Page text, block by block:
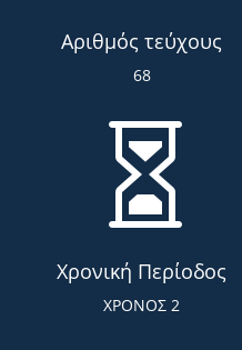
Αριθμός τεύχους
68

Χρονική Περίοδος
ΧΡΟΝΟΣ 2